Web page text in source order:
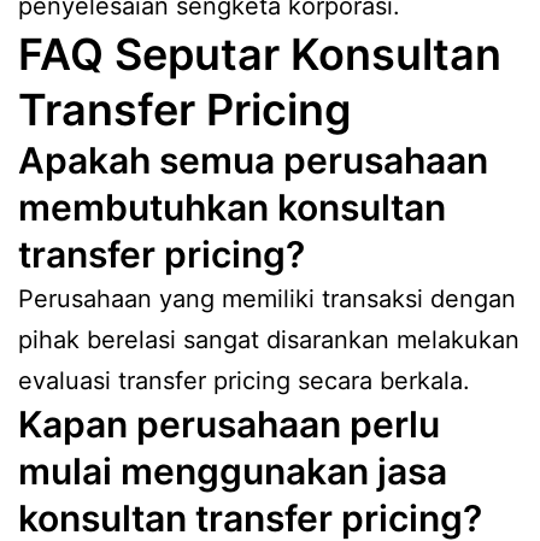
FAQ Seputar Konsultan
Transfer Pricing
Apakah semua perusahaan
membutuhkan konsultan
transfer pricing?
Perusahaan yang memiliki transaksi dengan
pihak berelasi sangat disarankan melakukan
evaluasi transfer pricing secara berkala.
Kapan perusahaan perlu
mulai menggunakan jasa
konsultan transfer pricing?